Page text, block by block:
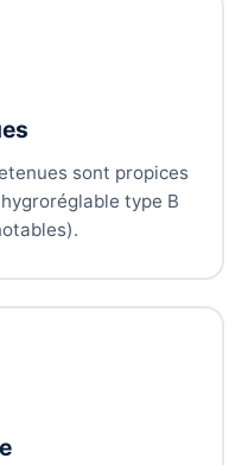
sont propices
type B